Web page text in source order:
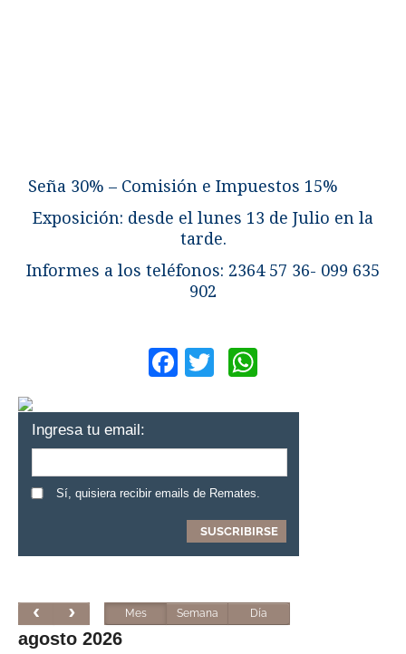
Seña 30% – Comisión e Impuestos 15%
Exposición: desde el lunes 13 de Julio en la
tarde.
Informes a los teléfonos: 2364 57 36- 099 635
902
Facebook
Twitter
Ingresa tu email:
Sí, quisiera recibir emails de Remates.
Mes Semana Día
agosto 2026